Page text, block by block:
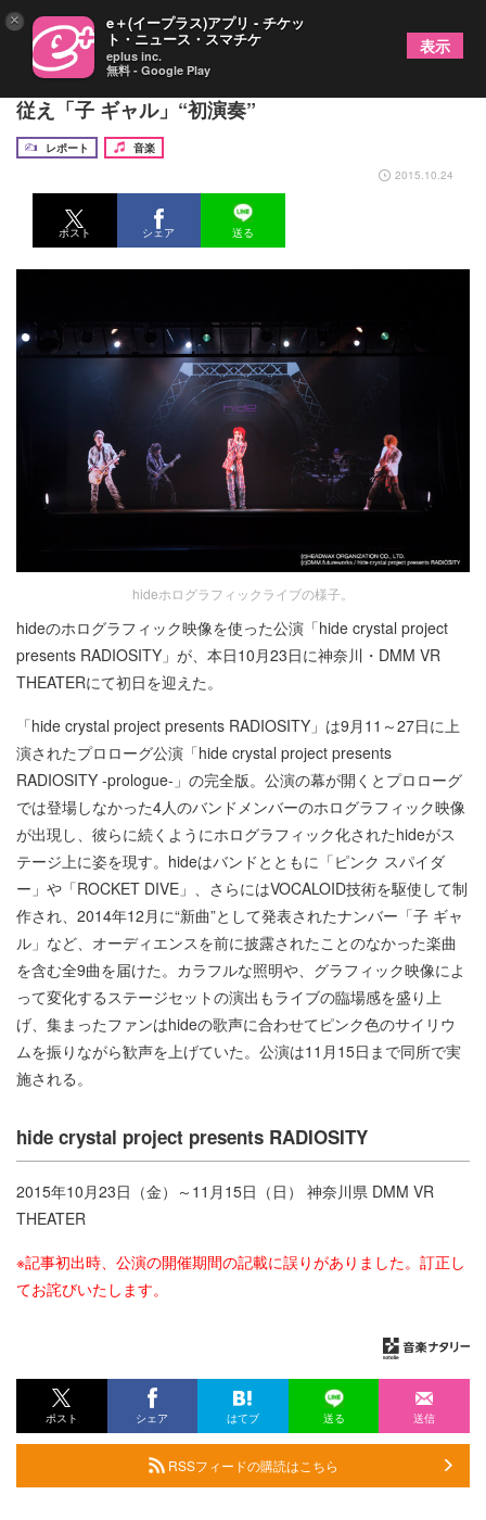
hideのホログラフィックライブ本公演開幕、バンド
従え「子 ギャル」“初演奏”
レポート
音楽
2015.10.24
ポスト シェア 送る
hideホログラフィックライブの様子。
hideのホログラフィック映像を使った公演「hide crystal project
presents RADIOSITY」が、本日10月23日に神奈川・DMM VR
THEATERにて初日を迎えた。
「hide crystal project presents RADIOSITY」は9月11～27日に上
演されたプロローグ公演「hide crystal project presents
RADIOSITY -prologue-」の完全版。公演の幕が開くとプロローグ
では登場しなかった4人のバンドメンバーのホログラフィック映像
が出現し、彼らに続くようにホログラフィック化されたhideがス
テージ上に姿を現す。hideはバンドとともに「ピンク スパイダ
ー」や「ROCKET DIVE」、さらにはVOCALOID技術を駆使して制
作され、2014年12月に“新曲”として発表されたナンバー「子 ギャ
ル」など、オーディエンスを前に披露されたことのなかった楽曲
を含む全9曲を届けた。カラフルな照明や、グラフィック映像によ
って変化するステージセットの演出もライブの臨場感を盛り上
げ、集まったファンはhideの歌声に合わせてピンク色のサイリウ
ムを振りながら歓声を上げていた。公演は11月15日まで同所で実
施される。
hide crystal project presents RADIOSITY
2015年10月23日（金）～11月15日（日） 神奈川県 DMM VR
THEATER
※記事初出時、公演の開催期間の記載に誤りがありました。訂正し
てお詫びいたします。
ポスト シェア はてブ 送る 送信
RSSフィードの購読はこちら
× e＋(イープラス)アプリ - チケッ
ト・ニュース・スマチケ
eplus inc.
無料 - Google Play
表示